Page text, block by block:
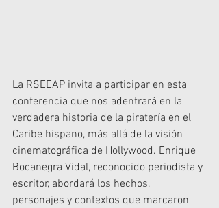
La RSEEAP invita a participar en esta
conferencia que nos adentrará en la
verdadera historia de la piratería en el
Caribe hispano, más allá de la visión
cinematográfica de Hollywood. Enrique
Bocanegra Vidal, reconocido periodista y
escritor, abordará los hechos,
personajes y contextos que marcaron